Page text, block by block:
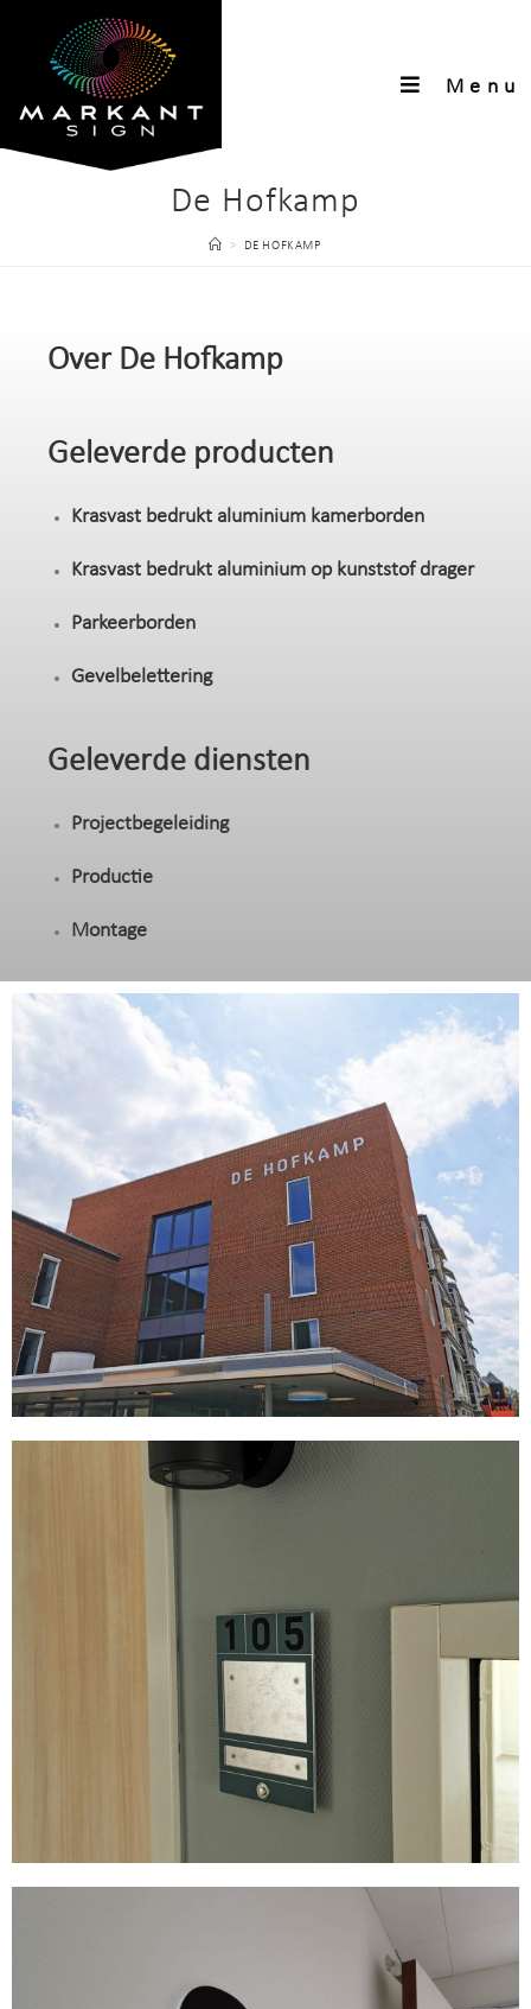
Menu
De Hofkamp
> DE HOFKAMP
Over De Hofkamp
Geleverde producten
Krasvast bedrukt aluminium kamerborden
Krasvast bedrukt aluminium op kunststof drager
Parkeerborden
Gevelbelettering
Geleverde diensten
Projectbegeleiding
Productie
Montage